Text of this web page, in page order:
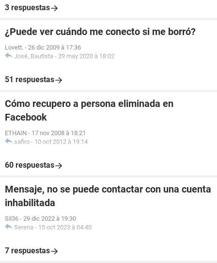
3 respuestas
¿Puede ver cuándo me conecto si me borró?
Lovett. - 26 dic 2009 à 17:36
José_Bautista - 29 may 2020 à 18:02
51 respuestas
Cómo recupero a persona eliminada en
Facebook
ETHAIN - 17 nov 2008 à 18:21
safiro - 10 oct 2012 à 19:14
60 respuestas
Mensaje, no se puede contactar con una cuenta
inhabilitada
Sil36 - 29 dic 2022 à 19:30
Serena - 15 oct 2023 à 04:40
7 respuestas